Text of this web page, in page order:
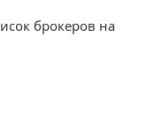
брокеров на